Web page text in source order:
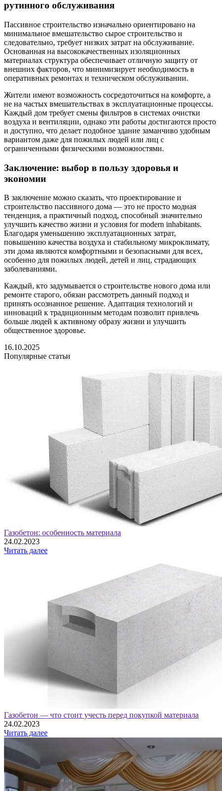
рутинного обслуживания
Пассивное строительство изначально ориентировано на
минимальное вмешательство сырое строительство и
следовательно, требует низких затрат на обслуживание.
Основанная на высококачественных изоляционных
материалах структура обеспечивает отличную защиту от
внешних факторов, что минимизирует необходимость в
оперативных ремонтах и техническом обслуживании.
Жители имеют возможность сосредоточиться на комфорте, а
не на частых вмешательствах в эксплуатационные процессы.
Каждый дом требует смены фильтров в системах очистки
воздуха и вентиляции, однако эти работы достигаются просто
и доступно, что делает подобное здание заманчиво удобным
вариантом даже для пожилых людей или лиц с
ограниченными физическими возможностями.
Заключение: выбор в пользу здоровья и
экономии
В заключение можно сказать, что проектирование и
строительство пассивного дома — это не просто модная
тенденция, а практичный подход, способный значительно
улучшить качество жизни и условия for modern inhabitants.
Благодаря уменьшению эксплуатационных затрат,
повышению качества воздуха и стабильному микроклимату,
эти дома являются комфортными и безопасными для всех,
особенно для пожилых людей, детей и лиц, страдающих
заболеваниями.
Каждый, кто задумывается о строительстве нового дома или
ремонте старого, обязан рассмотреть данный подход и
принять осознанное решение. Адаптация технологий и
инноваций к традиционным методам позволит привлечь
больше людей к активному образу жизни и улучшить
общественное здоровье.
16.10.2025
Популярные статьи
Газобетон: особенность материала
24.02.2023
Читать далее
Газобетон — что стоит учесть перед покупкой материала
24.02.2023
Читать далее